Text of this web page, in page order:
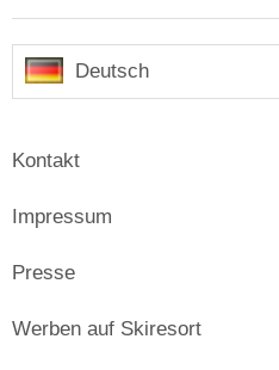
Deutsch
Kontakt
Impressum
Presse
Werben auf Skiresort